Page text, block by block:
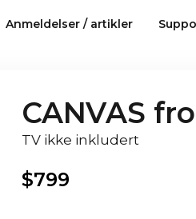
Anmeldelser / artikler
CANVAS
TV ikke inkludert
$799